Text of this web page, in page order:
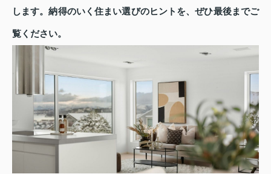
します。納得のいく住まい選びのヒントを、ぜひ最後までご
覧ください。